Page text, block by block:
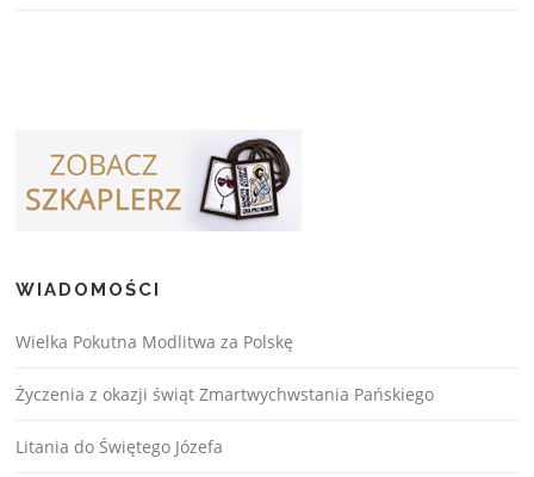
WIADOMOŚCI
Wielka Pokutna Modlitwa za Polskę
Życzenia z okazji świąt Zmartwychwstania Pańskiego
Litania do Świętego Józefa